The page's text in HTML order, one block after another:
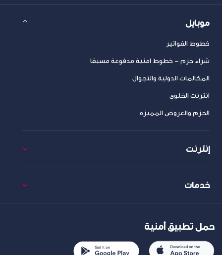
موبايل
خطوط الفواتير
شراء حزم – خطوط امنية مدفوعة مسبقا
المكالمات الدولية والتجوال
انترنت الخلوي
الحزم والعروض المميزة
إنترنت
خدمات
حمل تطبيق أمنية